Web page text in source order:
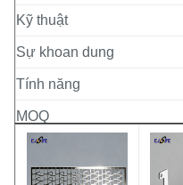
Kỹ thuật
Sự khoan dung
Tính năng
MOQ